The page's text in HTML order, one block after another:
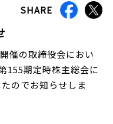
SHARE
催の取締役会におい
155期定時株主総会に
のでお知らせしま